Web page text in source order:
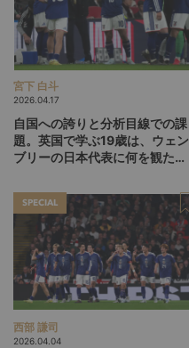
宮下 白斗
2026.04.17
自国への誇りと分析目線での課
題。英国で学ぶ19歳は、ウェン
ブリーの日本代表に何を観た
SPECIAL
西部 謙司
2026.04.04